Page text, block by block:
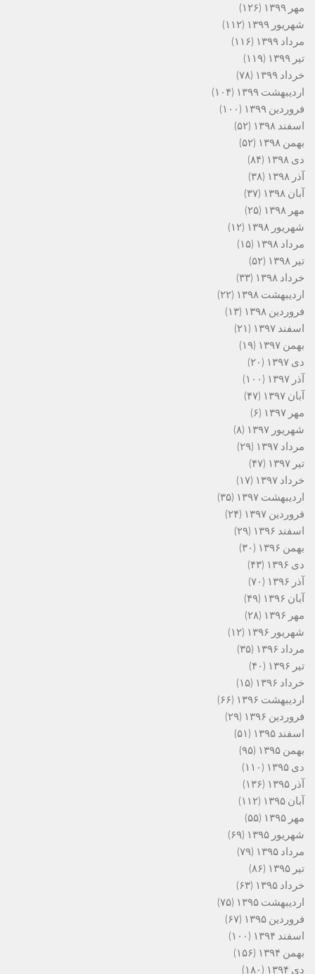
مهر ۱۳۹۹
(۱۲۶)
شهریور ۱۳۹۹
(۱۱۲)
مرداد ۱۳۹۹
(۱۱۶)
تیر ۱۳۹۹
(۱۱۹)
خرداد ۱۳۹۹
(۷۸)
اردیبهشت ۱۳۹۹
(۱۰۴)
فروردین ۱۳۹۹
(۱۰۰)
اسفند ۱۳۹۸
(۵۲)
بهمن ۱۳۹۸
(۵۲)
دی ۱۳۹۸
(۸۴)
آذر ۱۳۹۸
(۳۸)
آبان ۱۳۹۸
(۳۷)
مهر ۱۳۹۸
(۲۵)
شهریور ۱۳۹۸
(۱۲)
مرداد ۱۳۹۸
(۱۵)
تیر ۱۳۹۸
(۵۲)
خرداد ۱۳۹۸
(۳۳)
اردیبهشت ۱۳۹۸
(۲۲)
فروردین ۱۳۹۸
(۱۳)
اسفند ۱۳۹۷
(۲۱)
بهمن ۱۳۹۷
(۱۹)
دی ۱۳۹۷
(۲۰)
آذر ۱۳۹۷
(۱۰۰)
آبان ۱۳۹۷
(۴۷)
مهر ۱۳۹۷
(۶)
شهریور ۱۳۹۷
(۸)
مرداد ۱۳۹۷
(۲۹)
تیر ۱۳۹۷
(۴۷)
خرداد ۱۳۹۷
(۱۷)
اردیبهشت ۱۳۹۷
(۳۵)
فروردین ۱۳۹۷
(۲۴)
اسفند ۱۳۹۶
(۲۹)
بهمن ۱۳۹۶
(۳۰)
دی ۱۳۹۶
(۴۳)
آذر ۱۳۹۶
(۷۰)
آبان ۱۳۹۶
(۴۹)
مهر ۱۳۹۶
(۲۸)
شهریور ۱۳۹۶
(۱۲)
مرداد ۱۳۹۶
(۳۵)
تیر ۱۳۹۶
(۴۰)
خرداد ۱۳۹۶
(۱۵)
اردیبهشت ۱۳۹۶
(۶۶)
فروردین ۱۳۹۶
(۲۹)
اسفند ۱۳۹۵
(۵۱)
بهمن ۱۳۹۵
(۹۵)
دی ۱۳۹۵
(۱۱۰)
آذر ۱۳۹۵
(۱۳۶)
آبان ۱۳۹۵
(۱۱۲)
مهر ۱۳۹۵
(۵۵)
شهریور ۱۳۹۵
(۶۹)
مرداد ۱۳۹۵
(۷۹)
تیر ۱۳۹۵
(۸۶)
خرداد ۱۳۹۵
(۶۳)
اردیبهشت ۱۳۹۵
(۷۵)
فروردین ۱۳۹۵
(۶۷)
اسفند ۱۳۹۴
(۱۰۰)
بهمن ۱۳۹۴
(۱۵۶)
دی ۱۳۹۴
(۱۸۰)